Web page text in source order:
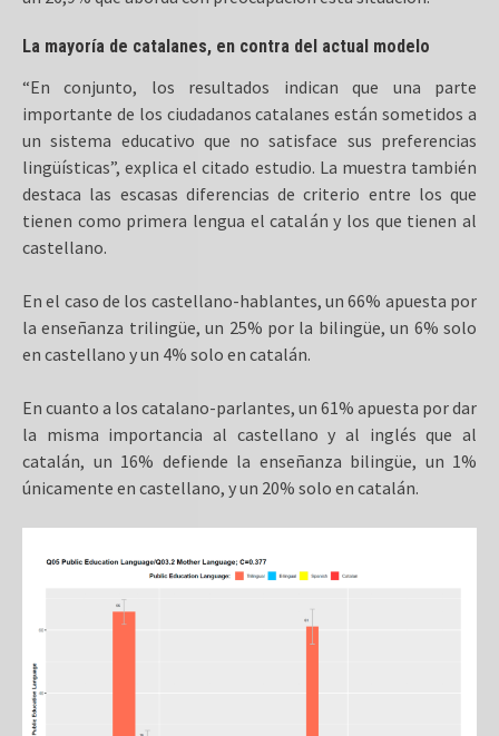
La mayoría de catalanes, en contra del actual modelo
“En conjunto, los resultados indican que una parte
importante de los ciudadanos catalanes están sometidos a
un sistema educativo que no satisface sus preferencias
lingüísticas”, explica el citado estudio. La muestra también
destaca las escasas diferencias de criterio entre los que
tienen como primera lengua el catalán y los que tienen al
castellano.
En el caso de los castellano-hablantes, un 66% apuesta por
la enseñanza trilingüe, un 25% por la bilingüe, un 6% solo
en castellano y un 4% solo en catalán.
En cuanto a los catalano-parlantes, un 61% apuesta por dar
la misma importancia al castellano y al inglés que al
catalán, un 16% defiende la enseñanza bilingüe, un 1%
únicamente en castellano, y un 20% solo en catalán.